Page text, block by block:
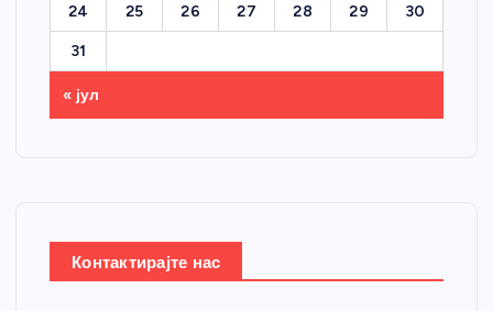
24 25 26 27 28 29 30
31
« јул
Контактирајте нас